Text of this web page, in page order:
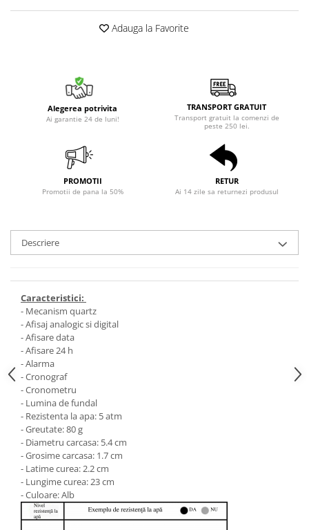
Adauga la Favorite
Alegerea potrivita
Ai garantie 24 de luni!
TRANSPORT GRATUIT
Transport gratuit la comenzi de
peste 250 lei.
PROMOTII
Promotii de pana la 50%
RETUR
Ai 14 zile sa returnezi produsul
Descriere
Caracteristici:
- Mecanism quartz
- Afisaj analogic si digital
- Afisare data
- Afisare 24 h
- Alarma
- Cronograf
- Cronometru
- Lumina de fundal
- Rezistenta la apa: 5 atm
- Greutate: 80 g
- Diametru carcasa: 5.4 cm
- Grosime carcasa: 1.7 cm
- Latime curea: 2.2 cm
- Lungime curea: 23 cm
- Culoare: Alb